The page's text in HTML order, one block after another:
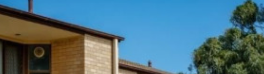
US - +1 (646) 718 6172
Thai